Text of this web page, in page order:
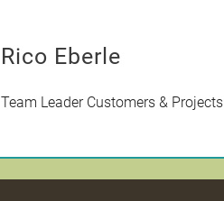
Rico Eberle
Team Leader Customers & Projects